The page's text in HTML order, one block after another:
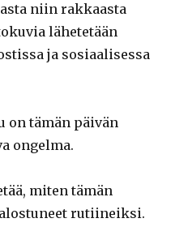
niin rakkaasta
lähetetään
ja sosiaalisessa
on tämän päivän
ongelma.
miten tämän
rutiineiksi.